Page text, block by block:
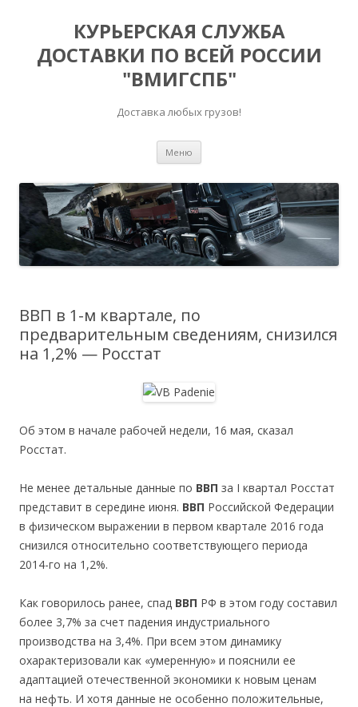
КУРЬЕРСКАЯ СЛУЖБА
ДОСТАВКИ ПО ВСЕЙ РОССИИ
"ВМИГСПБ"
Доставка любых грузов!
Меню
ВВП в 1-м квартале, по
предварительным сведениям, снизился
на 1,2% — Росстат
Об этом в начале рабочей недели, 16 мая, сказал
Росстат.
Не менее детальные данные по ВВП за I квартал Росстат
представит в середине июня. ВВП Российской Федерации
в физическом выражении в первом квартале 2016 года
снизился относительно соответствующего периода
2014-го на 1,2%.
Как говорилось ранее, спад ВВП РФ в этом году составил
более 3,7% за счет падения индустриального
производства на 3,4%. При всем этом динамику
охарактеризовали как «умеренную» и пояснили ее
адаптацией отечественной экономики к новым ценам
на нефть. И хотя данные не особенно положительные,